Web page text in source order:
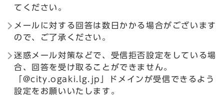
てください。
メールに対する回答は数日かかる場合がございます
ので、ご了承ください。
迷惑メール対策などで、受信拒否設定をしている場
合、回答を受け取ることができません。
「@city.ogaki.lg.jp」ドメインが受信できるよう
設定をお願いいたします。